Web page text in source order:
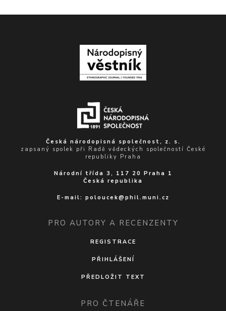
Česká národopisná společnost, z. s.
zapsaný spolek při Radě vědeckých společností České
republiky Praha
Národní třída 3, 117 20 Praha 1
Česká republika
E-mail: poloucek@phil.muni.cz
PRO AUTORY A RECENZENTY
REGISTRACE
PŘIHLÁŠENÍ
PŘEDLOŽIT TEXT
PRO ČTENÁŘE